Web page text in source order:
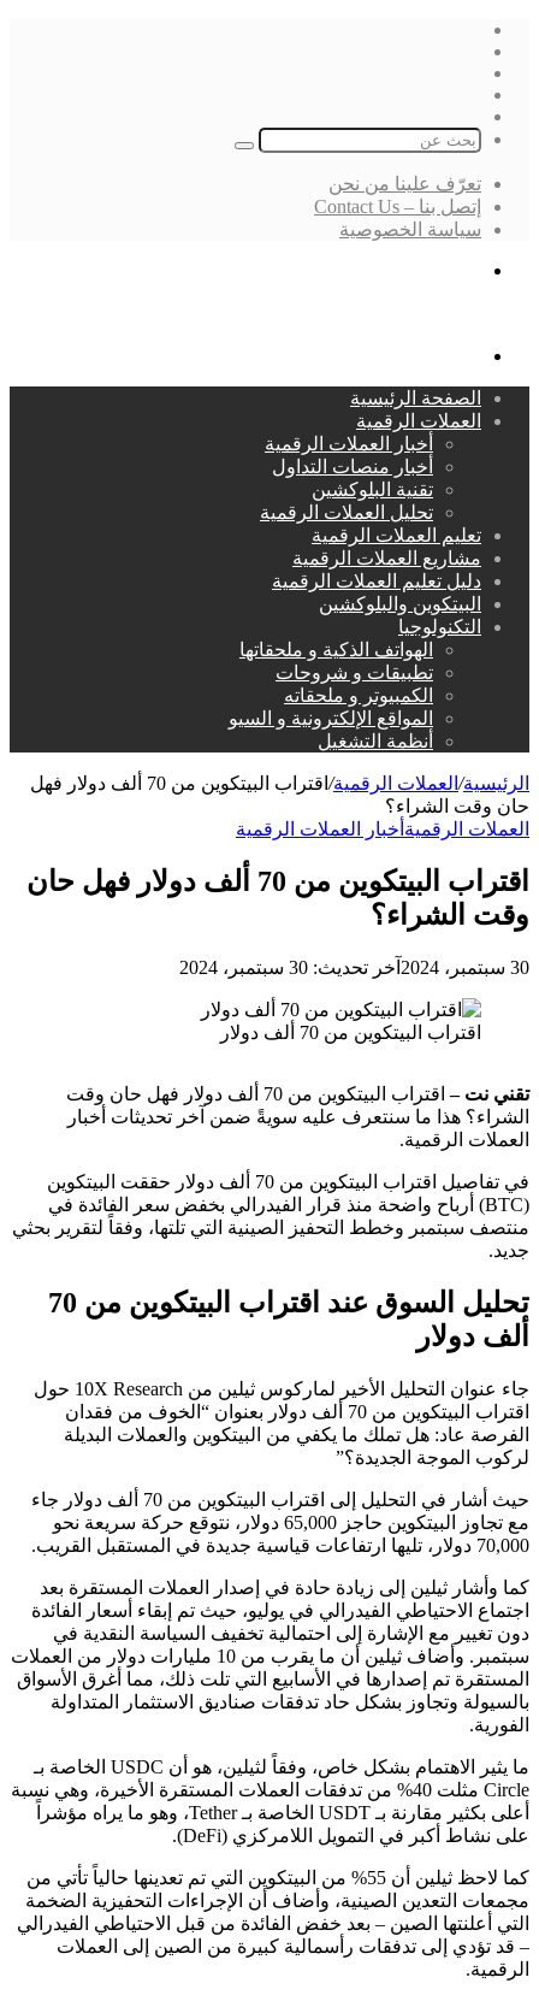
بحث
تعرّف علينا من نحن
إتصل بنا – Contact Us
سياسة الخصوصية
الصفحة الرئيسية
العملات الرقمية
أخبار العملات الرقمية
أخبار منصات التداول
تقنية البلوكشين
تحليل العملات الرقمية
تعليم العملات الرقمية
مشاريع العملات الرقمية
دليل تعليم العملات الرقمية
البيتكوين والبلوكشين
التكنولوجيا
الهواتف الذكية و ملحقاتها
تطبيقات و شروحات
الكمبيوتر و ملحقاته
المواقع الإلكترونية و السيو
أنظمة التشغيل
الرئيسية/ العملات الرقمية/
اقتراب البيتكوين من 70 ألف دولار فهل
حان وقت الشراء؟
العملات الرقمية أخبار العملات الرقمية
اقتراب البيتكوين من 70 ألف دولار فهل حان
وقت الشراء؟
30 سبتمبر، 2024 آخر تحديث: 30 سبتمبر، 2024
اقتراب البيتكوين من 70 ألف دولار
تقني نت –
اقتراب البيتكوين من 70 ألف دولار فهل حان وقت
الشراء؟ هذا ما سنتعرف عليه سويةً ضمن آخر تحديثات أخبار
العملات الرقمية.
في تفاصيل اقتراب البيتكوين من 70 ألف دولار حققت البيتكوين
(BTC) أرباح واضحة منذ قرار الفيدرالي بخفض سعر الفائدة في
منتصف سبتمبر وخطط التحفيز الصينية التي تلتها، وفقاً لتقرير بحثي
جديد.
تحليل السوق عند اقتراب البيتكوين من 70
ألف دولار
جاء عنوان التحليل الأخير لماركوس ثيلين من 10X Research حول
اقتراب البيتكوين من 70 ألف دولار بعنوان “الخوف من فقدان
الفرصة عاد: هل تملك ما يكفي من البيتكوين والعملات البديلة
لركوب الموجة الجديدة؟”
حيث أشار في التحليل إلى اقتراب البيتكوين من 70 ألف دولار جاء
مع تجاوز البيتكوين حاجز 65,000 دولار، نتوقع حركة سريعة نحو
70,000 دولار، تليها ارتفاعات قياسية جديدة في المستقبل القريب.
كما وأشار ثيلين إلى زيادة حادة في إصدار العملات المستقرة بعد
اجتماع الاحتياطي الفيدرالي في يوليو، حيث تم إبقاء أسعار الفائدة
دون تغيير مع الإشارة إلى احتمالية تخفيف السياسة النقدية في
سبتمبر. وأضاف ثيلين أن ما يقرب من 10 مليارات دولار من العملات
المستقرة تم إصدارها في الأسابيع التي تلت ذلك، مما أغرق الأسواق
بالسيولة وتجاوز بشكل حاد تدفقات صناديق الاستثمار المتداولة
الفورية.
ما يثير الاهتمام بشكل خاص، وفقاً لثيلين، هو أن USDC الخاصة بـ
Circle مثلت 40% من تدفقات العملات المستقرة الأخيرة، وهي نسبة
أعلى بكثير مقارنة بـ USDT الخاصة بـ Tether، وهو ما يراه مؤشراً
على نشاط أكبر في التمويل اللامركزي (DeFi).
كما لاحظ ثيلين أن 55% من البيتكوين التي تم تعدينها حالياً تأتي من
مجمعات التعدين الصينية، وأضاف أن الإجراءات التحفيزية الضخمة
التي أعلنتها الصين – بعد خفض الفائدة من قبل الاحتياطي الفيدرالي
– قد تؤدي إلى تدفقات رأسمالية كبيرة من الصين إلى العملات
الرقمية.